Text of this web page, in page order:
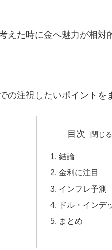
えた時に金へ魅力が相
の注視したいポイントを
目次
結論
金利に注目
インフレ予測
ドル・インデ
まとめ